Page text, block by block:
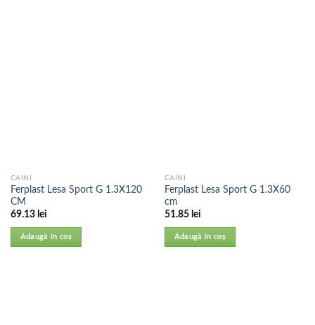
CAINI
Ferplast Lesa Sport G 1.3X120
CM
69.13 lei
Adaugă în coș
CAINI
Ferplast Lesa Sport G 1.3X60
cm
51.85 lei
Adaugă în coș